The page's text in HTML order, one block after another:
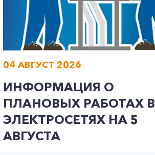
04 АВГУСТ 2026
ИНФОРМАЦИЯ О
ПЛАНОВЫХ РАБОТАХ В
ЭЛЕКТРОСЕТЯХ НА 5
АВГУСТА